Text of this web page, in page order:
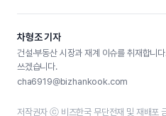
차형조 기자
건설·부동산 시장과 재계 이슈를 취재합니
쓰겠습니다.
cha6919@bizhankook.com
저작권자 ⓒ 비즈한국 무단전재 및 재배포